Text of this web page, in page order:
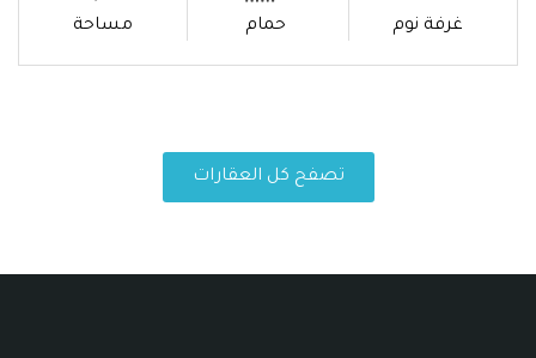
غرفة نوم حمام مساحة
تصفح كل العقارات